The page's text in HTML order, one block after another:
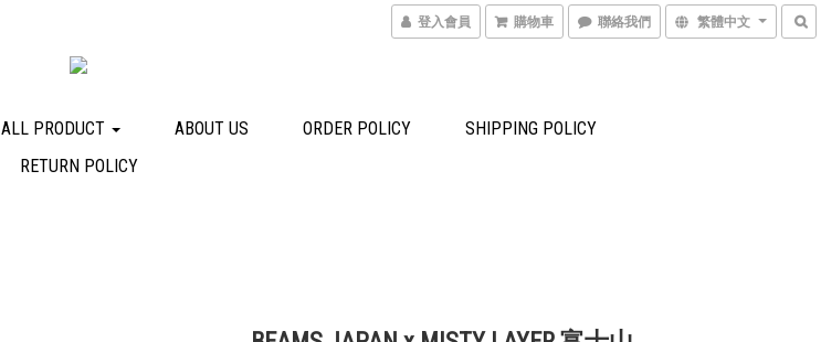
登入會員 購物車 聯絡我們 繁體中文
ALL PRODUCT ABOUT US ORDER POLICY
SHIPPING POLICY
RETURN POLICY